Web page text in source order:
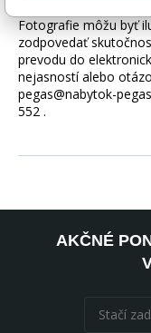
Fotografie môžu byť
zodpovedať
prevodu do
nejasností alebo
pegas@nabytok-
552 .
AKČNÉ